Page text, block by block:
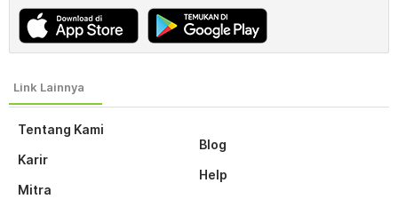
Tentang Kami
Karir
Mitra
Blog
Help